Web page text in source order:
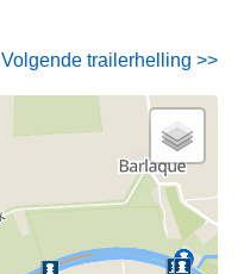
Volgende trailerhelling >>